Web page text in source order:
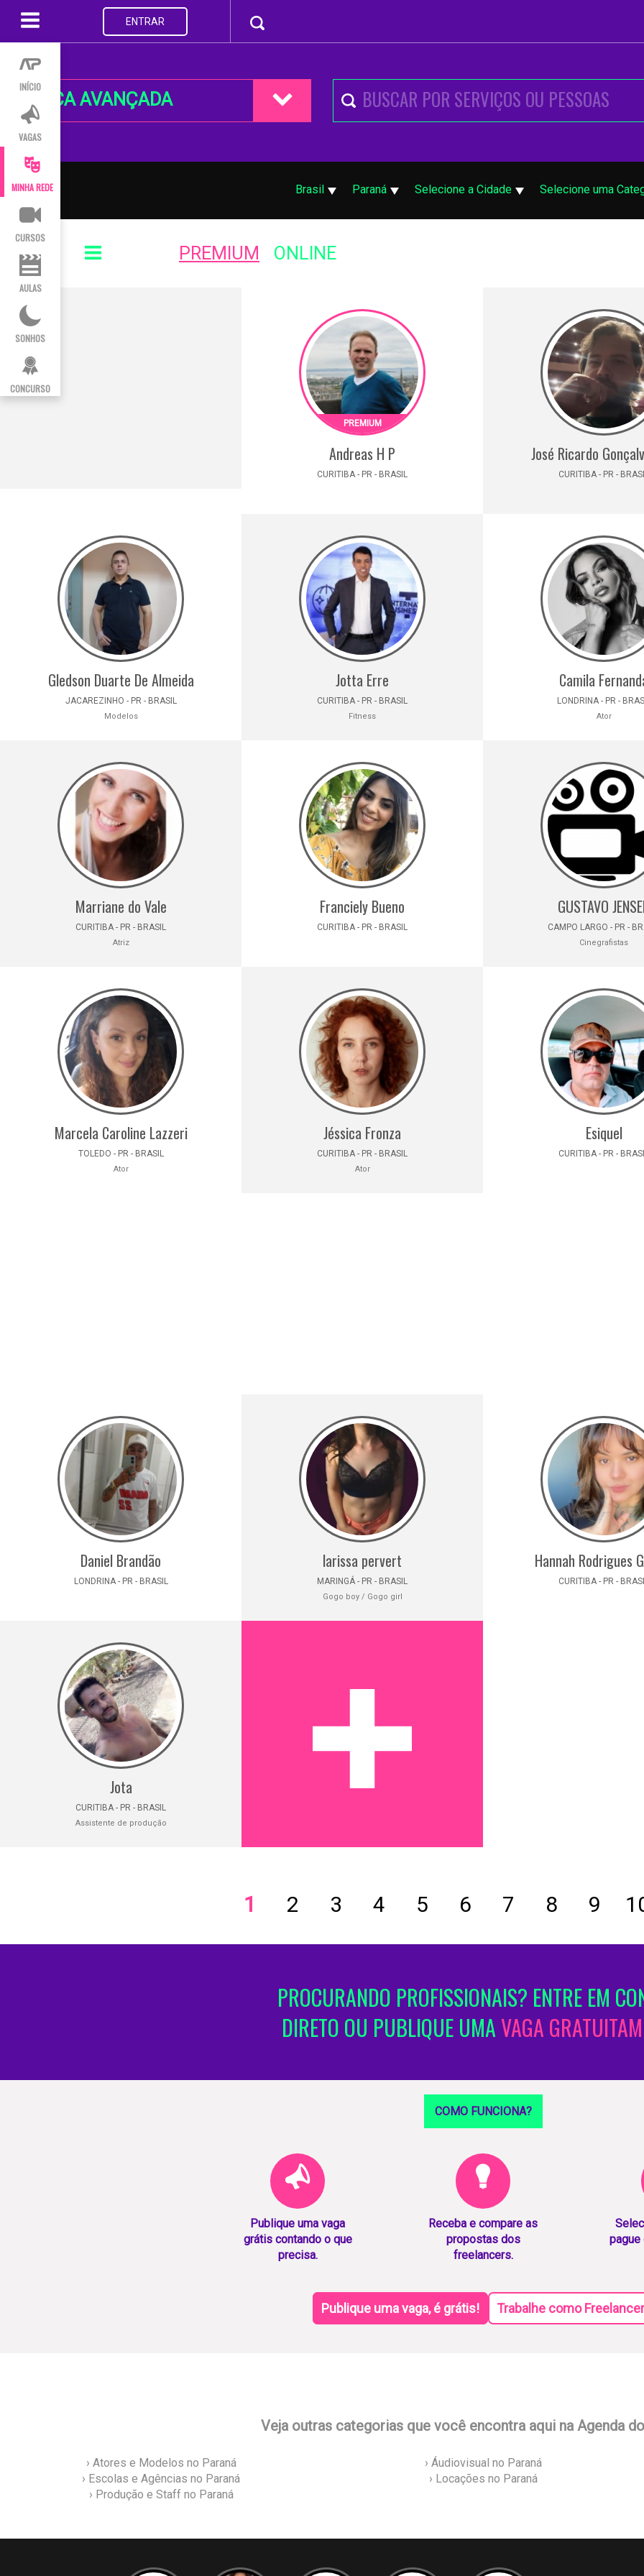
INÍCIO
VAGAS
MINHA REDE
CURSOS
AULAS
SONHOS
CONCURSO
ENTRAR
BUSCA AVANÇADA
Brasil Paraná Selecione a Cidade Selecione uma
PREMIUM ONLINE
Andreas H P
CURITIBA - PR - BRASIL
José Ricardo
CURITIBA - PR -
Gledson Duarte De Almeida
JACAREZINHO - PR - BRASIL
Modelos
Jotta Erre
CURITIBA - PR - BRASIL
Fitness
Camila
LONDRINA - PR -
Ator
Marriane do Vale
CURITIBA - PR - BRASIL
Atriz
Franciely Bueno
CURITIBA - PR - BRASIL
GUSTAVO
CAMPO LARGO - PR -
Cinegrafistas
Marcela Caroline Lazzeri
TOLEDO - PR - BRASIL
Ator
Jéssica Fronza
CURITIBA - PR - BRASIL
Ator
Esiquel
CURITIBA - PR -
Daniel Brandão
LONDRINA - PR - BRASIL
larissa pervert
MARINGÁ - PR - BRASIL
Gogo boy / Gogo girl
Hannah Rodrigues
CURITIBA - PR -
Jota
CURITIBA - PR - BRASIL
Assistente de produção
1 2 3 4 5 6 7 8 9
PROCURANDO PROFISSIONAIS? ENTRE EM
DIRETO OU PUBLIQUE UMAVAGA
COMO FUNCIONA?
Publique uma vaga
grátis contando o que
precisa.
Receba e compare as
propostas dos
freelancers.
pague
Publique uma vaga, é grátis! Trabalhe como Freelancer
Veja outras categorias que você encontra aqui na Agenda
› Atores e Modelos no Paraná
› Áudiovisual no Paraná
› Escolas e Agências no Paraná
› Locações no Paraná
› Produção e Staff no Paraná